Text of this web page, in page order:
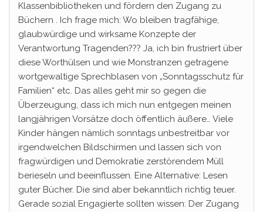
Klassenbibliotheken und fördern den Zugang zu
Büchern . Ich frage mich: Wo bleiben tragfähige,
glaubwürdige und wirksame Konzepte der
Verantwortung Tragenden??? Ja, ich bin frustriert über
diese Worthülsen und wie Monstranzen getragene
wortgewaltige Sprechblasen von „Sonntagsschutz für
Familien“ etc. Das alles geht mir so gegen die
Überzeugung, dass ich mich nun entgegen meinen
langjährigen Vorsätze doch öffentlich äußere… Viele
Kinder hängen nämlich sonntags unbestreitbar vor
irgendwelchen Bildschirmen und lassen sich von
fragwürdigen und Demokratie zerstörendem Müll
berieseln und beeinflussen. Eine Alternative: Lesen
guter Bücher. Die sind aber bekanntlich richtig teuer.
Gerade sozial Engagierte sollten wissen: Der Zugang